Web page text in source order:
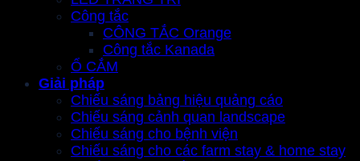
Công tắc
CÔNG TẮC Orange
Công tắc Kanada
Ổ CẮM
Giải pháp
Chiếu sáng bảng hiệu quảng cáo
Chiếu sáng cảnh quan landscape
Chiếu sáng cho bệnh viện
Chiếu sáng cho các farm stay & home stay